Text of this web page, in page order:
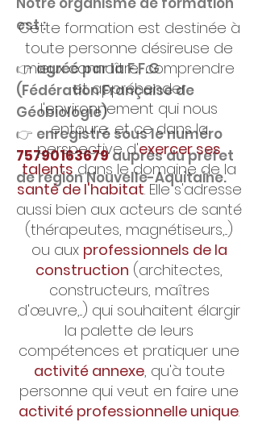
est :
👉 agréé par la F.F.G
(Fédération Française de
Géobiologie)
👉 enregistré sous le numéro
75790163679auprès du préfet
de région Nouvelle-Aquitaine.
Cette formation est destinée à
toute personne désireuse de
mieux connaître, comprendre
et appréhender
l'environnement qui nous
entoure, et ce dans la
perspective d'exercer ses
talentsdans le domaine de la
santé de l'habitat. Elle s'adresse
aussi bien aux acteurs de santé
(thérapeutes, magnétiseurs,...)
ou aux professionnels de la
construction (architectes,
constructeurs, maîtres
d'œuvre,...) qui souhaitent élargir
la palette de leurs
compétences et pratiquer une
activité annexe, qu'à toute
personne qui veut en faire une
activité professionnelle unique.